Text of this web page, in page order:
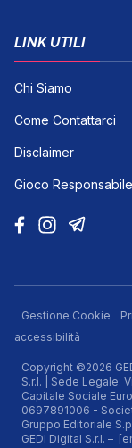
LINK UTILI
Chi Siamo
Come Contattarci
Disclaimer
Gioco Responsabile
Copyright ©2026
S.r.l. | Sede Legale:
Capitale Sociale
0697891006 -
Gruppo Editoriale